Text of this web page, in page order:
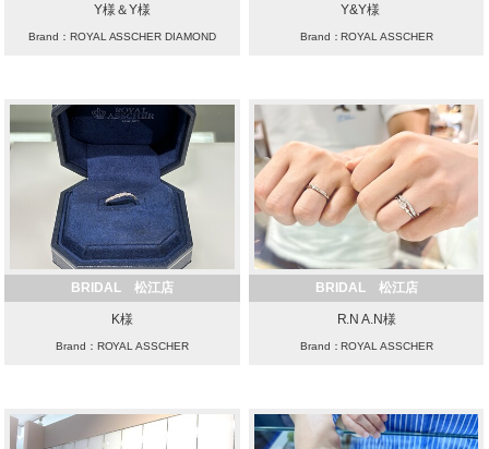
Y様＆Y様
Brand：ROYAL ASSCHER DIAMOND
Y&Y様
Brand：ROYAL ASSCHER
BRIDAL 松江店
K様
Brand：ROYAL ASSCHER
BRIDAL 松江店
R.N A.N様
Brand：ROYAL ASSCHER